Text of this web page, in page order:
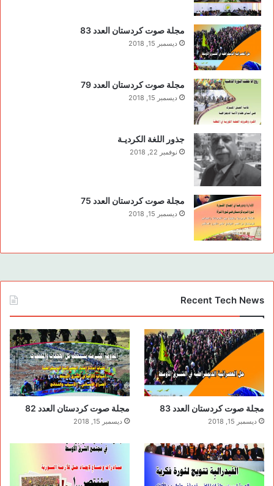
مجلة صوت كردستان العدد 83
ديسمبر 15, 2018
مجلة صوت كردستان العدد 79
ديسمبر 15, 2018
جذور اللغة الكرديـة
نوفمبر 22, 2018
مجلة صوت كردستان العدد 75
ديسمبر 15, 2018
Recent Tech News
مجلة صوت كردستان العدد 83
ديسمبر 15, 2018
مجلة صوت كردستان العدد 82
ديسمبر 15, 2018